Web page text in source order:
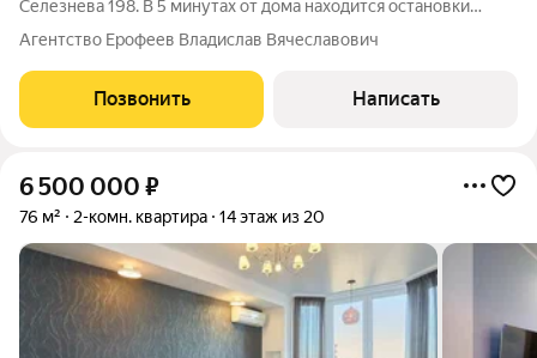
Селезнева 198. В 5 минутах от дома находится остановки
трамвая, маршрутки, троллейбуса. В районе есть всё для
жизни и даже больше. Пятерочка, аптеки, школа салон
красоты. Сам микрорайон очень
Агентство Ерофеев Владислав Вячеславович
Позвонить Написать
6 500 000 ₽
76 м² 2-комн. квартира 14 этаж из 20